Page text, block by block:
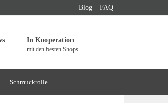
Blog FAQ
In Kooperation
mit den besten Shops
Schmuckrolle